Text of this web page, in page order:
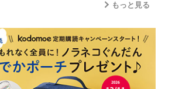
もっと見る